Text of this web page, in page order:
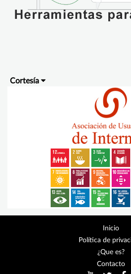
Cortesía
Inicio
Política de
¿Que es?
Contacto